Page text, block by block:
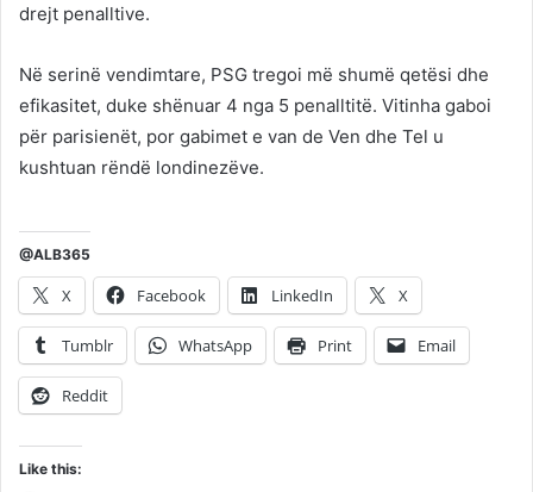
drejt penalltive.
Në serinë vendimtare, PSG tregoi më shumë qetësi dhe
efikasitet, duke shënuar 4 nga 5 penalltitë. Vitinha gaboi
për parisienët, por gabimet e van de Ven dhe Tel u
kushtuan rëndë londinezëve.
@ALB365
X Facebook LinkedIn X
Tumblr WhatsApp Print Email
Reddit
Like this: